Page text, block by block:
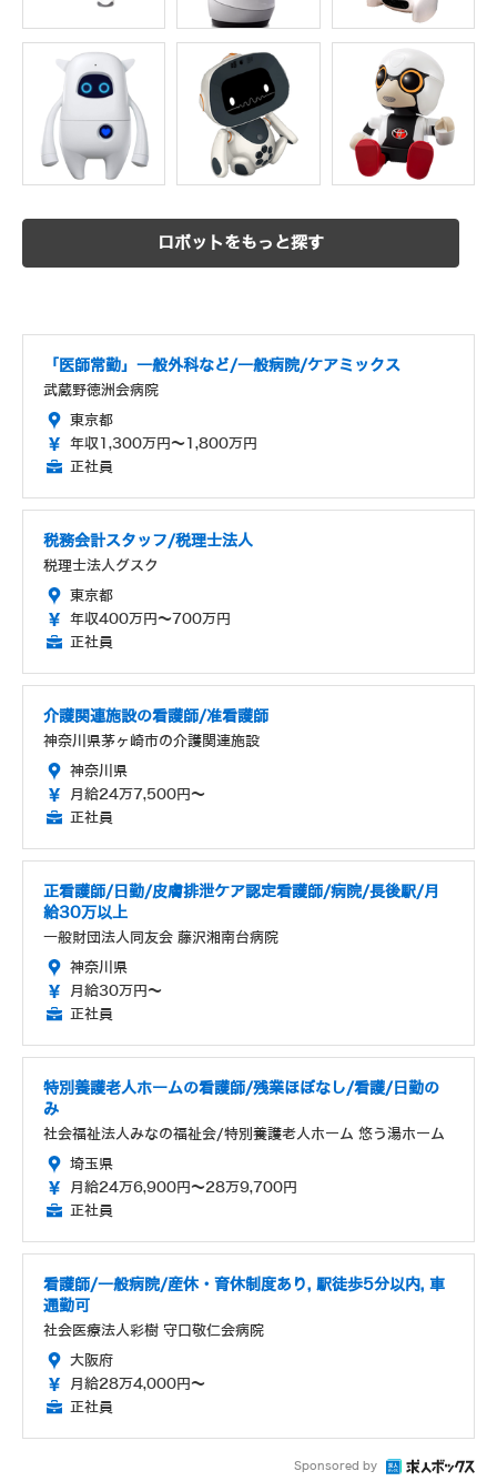
ロボットをもっと探す
「医師常勤」一般外科など/一般病院/ケアミックス
武蔵野徳洲会病院
東京都
年収1,300万円～1,800万円
正社員
税務会計スタッフ/税理士法人
税理士法人グスク
東京都
年収400万円～700万円
正社員
介護関連施設の看護師/准看護師
神奈川県茅ヶ崎市の介護関連施設
神奈川県
月給24万7,500円～
正社員
正看護師/日勤/皮膚排泄ケア認定看護師/病院/長後駅/月
給30万以上
一般財団法人同友会 藤沢湘南台病院
神奈川県
月給30万円～
正社員
特別養護老人ホームの看護師/残業ほぼなし/看護/日勤の
み
社会福祉法人みなの福祉会/特別養護老人ホーム 悠う湯ホーム
埼玉県
月給24万6,900円～28万9,700円
正社員
看護師/一般病院/産休・育休制度あり, 駅徒歩5分以内, 車
通勤可
社会医療法人彩樹 守口敬仁会病院
大阪府
月給28万4,000円～
正社員
Sponsored by